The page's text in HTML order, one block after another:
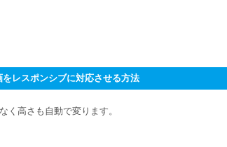
レスポンシブに対応させる方法
く高さも自動で変ります。